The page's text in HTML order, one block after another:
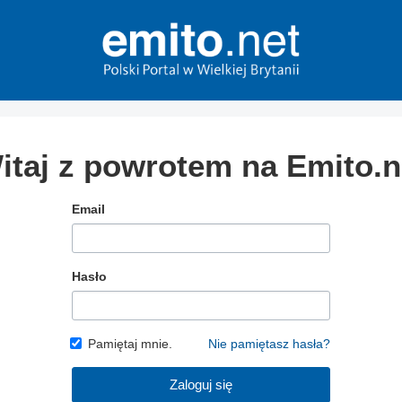
z powrotem na
Email
Hasło
Pamiętaj mnie. Nie pamiętasz hasła?
Zaloguj się